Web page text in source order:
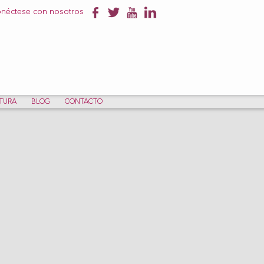
con nosotros
BLOG CONTACTO